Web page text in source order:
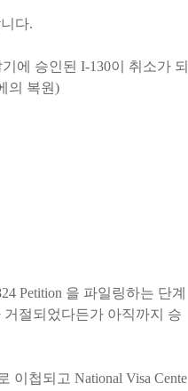
다.
에 승인된 I-130이 취소가 되
의 복원)
Petition 을 파일링하는 단계
절되었다든가 아직까지 승
이첩되고 National Visa Cente